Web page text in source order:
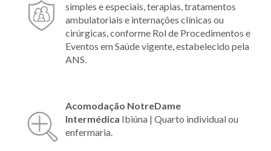
simples e especiais, terapias, tratamentos
ambulatoriais e internações clínicas ou
cirúrgicas, conforme Rol de Procedimentos e
Eventos em Saúde vigente, estabelecido pela
ANS.
Acomodação NotreDame
Intermédica Ibiúna | Quarto individual ou
enfermaria.